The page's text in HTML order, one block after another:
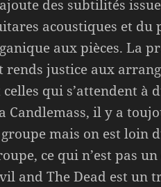
des subtilités
acoustiques et
aux pièces. La
rends justice aux
celles qui s’attendent à
Candlemass, il y a
mais on est loin
ce qui n’est pas
and The Dead est un